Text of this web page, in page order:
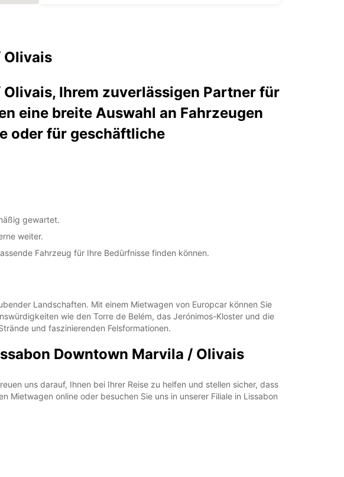
Olivais
Ihrem zuverlässigen Partner für
eine breite Auswahl an Fahrzeugen
oder für geschäftliche
gewartet.
weiter.
Fahrzeug für Ihre Bedürfnisse finden können.
Landschaften. Mit einem Mietwagen von Europcar können Sie
wie den Torre de Belém, das Jerónimos-Kloster und die
und faszinierenden Felsformationen.
Downtown Marvila / Olivais
uns darauf, Ihnen bei Ihrer Reise zu helfen und stellen sicher, dass
Mietwagen online oder besuchen Sie uns in unserer Filiale in Lissabon